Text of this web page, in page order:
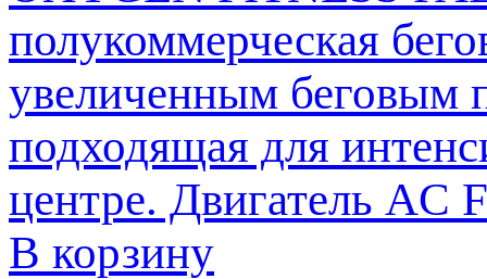
полукоммерческая
увеличенным беговым
подходящая для
центре. Двигатель AC
В корзину